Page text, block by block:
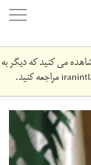
می کنید که دیگر به
مراجعه کنید.